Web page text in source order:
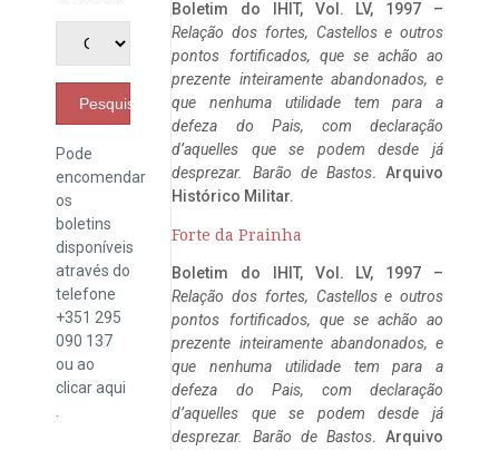
Pesquisar
Pode
encomendar
os
boletins
disponíveis
através do
telefone
+351 295
090 137
ou ao
clicaraqui
Boletim do IHIT, Vol. LV, 1997 –
Relação dos fortes, Castellos e outros
pontos fortificados, que se achão ao
prezente inteiramente abandonados, e
que nenhuma utilidade tem para a
defeza do Pais, com declaração
d’aquelles que se podem desde já
desprezar. Barão de Bastos. Arquivo
Histórico Militar.
Forte da Prainha
Boletim do IHIT, Vol. LV, 1997 –
Relação dos fortes, Castellos e outros
pontos fortificados, que se achão ao
prezente inteiramente abandonados, e
que nenhuma utilidade tem para a
defeza do Pais, com declaração
d’aquelles que se podem desde já
desprezar. Barão de Bastos. Arquivo